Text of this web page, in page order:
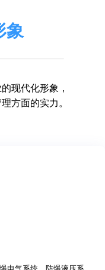
象
现代化形象，
方面的实力。
电气系统、防爆液压系